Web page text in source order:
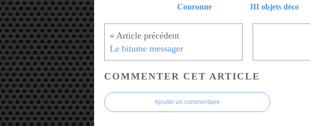
Couronne
III objets déco
Le bitume messager
COMMENTER CET ARTICLE
Ajouter un commentaire